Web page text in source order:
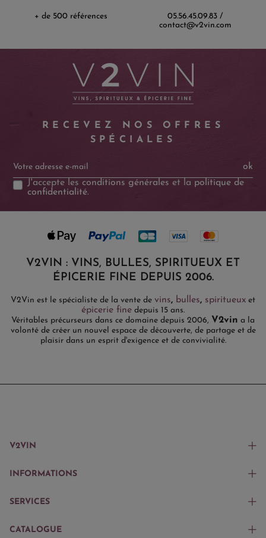
+ de 500 références
05.56.45.09.83 /
contact@v2vin.com
RECEVEZ NOS OFFRES
SPÉCIALES
ok
J'accepte lesconditions générales et la politique de
confidentialité.
V2VIN : VINS, BULLES, SPIRITUEUX ET
ÉPICERIE FINE DEPUIS 2006.
V2Vin est le spécialiste de la vente de vins, bulles, spiritueux et
épicerie fine depuis 15 ans.
Véritables précurseurs dans ce domaine depuis 2006, V2vin a la
volonté de créer un nouvel espace de découverte, de partage et de
plaisir dans un esprit d'exigence et de convivialité.
V2VIN
INFORMATIONS
SERVICES
CATALOGUE